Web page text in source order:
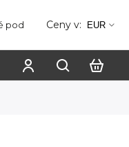
podmienky Ochrana
Ceny v: EUR